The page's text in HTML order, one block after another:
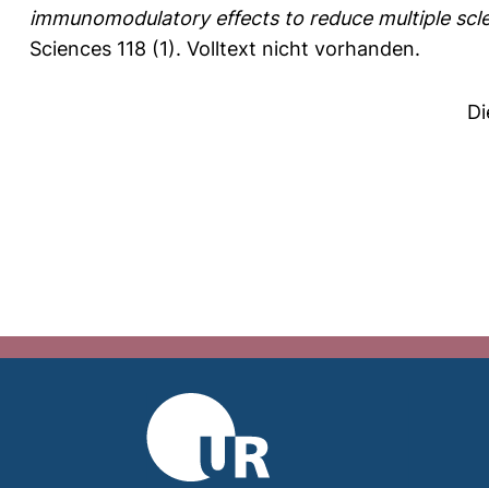
immunomodulatory effects to reduce multiple
Sciences 118 (1). Volltext nicht vorhanden.